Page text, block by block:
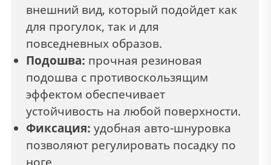
внешний вид, который подойдет как
для прогулок, так и для
повседневных образов.
Подошва: прочная резиновая
подошва с противоскользящим
эффектом обеспечивает
устойчивость на любой поверхности.
Фиксация: удобная авто-шнуровка
позволяют регулировать посадку по